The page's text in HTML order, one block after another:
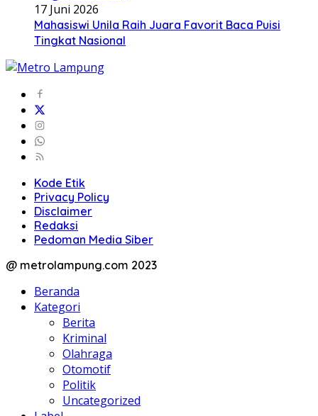
17 Juni 2026
Mahasiswi Unila Raih Juara Favorit Baca Puisi
Tingkat Nasional
Kode Etik
Privacy Policy
Disclaimer
Redaksi
Pedoman Media Siber
@ metrolampung.com 2023
Beranda
Kategori
Berita
Kriminal
Olahraga
Otomotif
Politik
Uncategorized